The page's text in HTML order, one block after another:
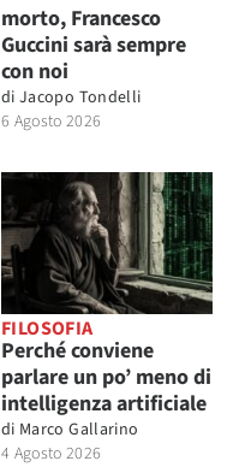
morto, Francesco
Guccini sarà sempre
con noi
di Jacopo Tondelli
6 Agosto 2026
FILOSOFIA
Perché conviene
parlare un po’ meno di
intelligenza artificiale
di Marco Gallarino
4 Agosto 2026